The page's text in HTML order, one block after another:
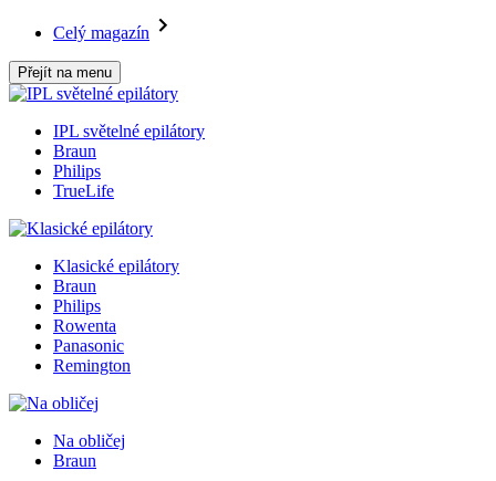
Celý magazín
Přejít na menu
IPL světelné epilátory
Braun
Philips
TrueLife
Klasické epilátory
Braun
Philips
Rowenta
Panasonic
Remington
Na obličej
Braun